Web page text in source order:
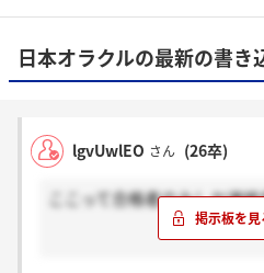
日本オラクルの最新の書き
lgvUwlEO さん (26卒)
ここって合格者のみしか連